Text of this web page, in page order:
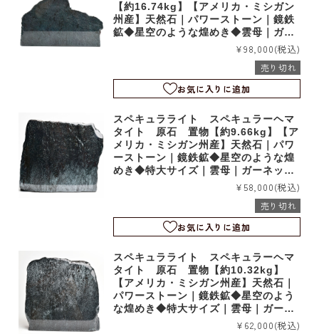
【約16.74kg】【アメリカ・ミシガン
州産】天然石｜パワーストーン｜鏡鉄
鉱◆星空のような煌めき◆雲母｜ガー
ネット｜石英｜アッパーミシガン｜t2
¥98,000(税込)
売り切れ
お気に入りに追加
スペキュラライト スペキュラーヘマ
タイト 原石 置物【約9.66kg】【ア
メリカ・ミシガン州産】天然石｜パワ
ーストーン｜鏡鉄鉱◆星空のような煌
めき◆特大サイズ｜雲母｜ガーネット
｜石英｜アッパーミシガン｜d19049
¥58,000(税込)
売り切れ
お気に入りに追加
スペキュラライト スペキュラーヘマ
タイト 原石 置物【約10.32kg】
【アメリカ・ミシガン州産】天然石｜
パワーストーン｜鏡鉄鉱◆星空のよう
な煌めき◆特大サイズ｜雲母｜ガーネ
ット｜石英｜アッパーミシガン｜d190
¥62,000(税込)